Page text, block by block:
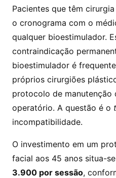
Pacientes que têm
o cronograma com o
qualquer bioestimulador.
contraindicação
bioestimulador é
próprios cirurgiões
protocolo de manutenção
operatório. A questão é o
incompatibilidade.
O investimento em um
facial aos 45 anos situa-
3.900 por sessão,